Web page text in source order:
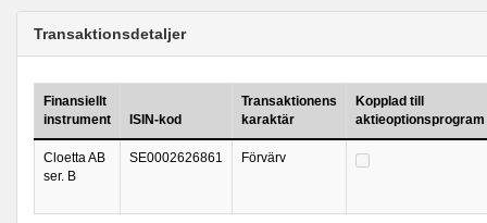
Transaktionsdetaljer
Finansiellt
instrument
ISIN-kod
Transaktionens
karaktär
Kopplad till
aktieoptionsprogram
Cloetta AB
ser. B
SE0002626861 Förvärv